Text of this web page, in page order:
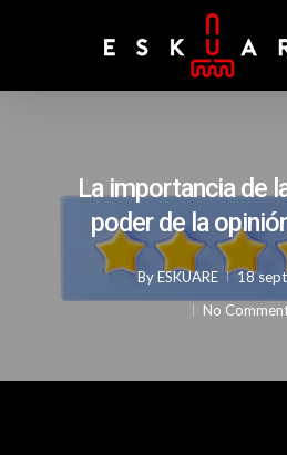
La importancia de
poder de la
ByESKUARE
18
No